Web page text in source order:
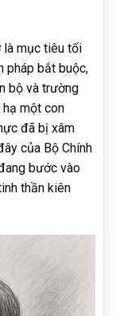
là mục tiêu tối
pháp bắt buộc,
bộ và trường
một con
đã bị xâm
của Bộ Chính
bước vào
thần kiên